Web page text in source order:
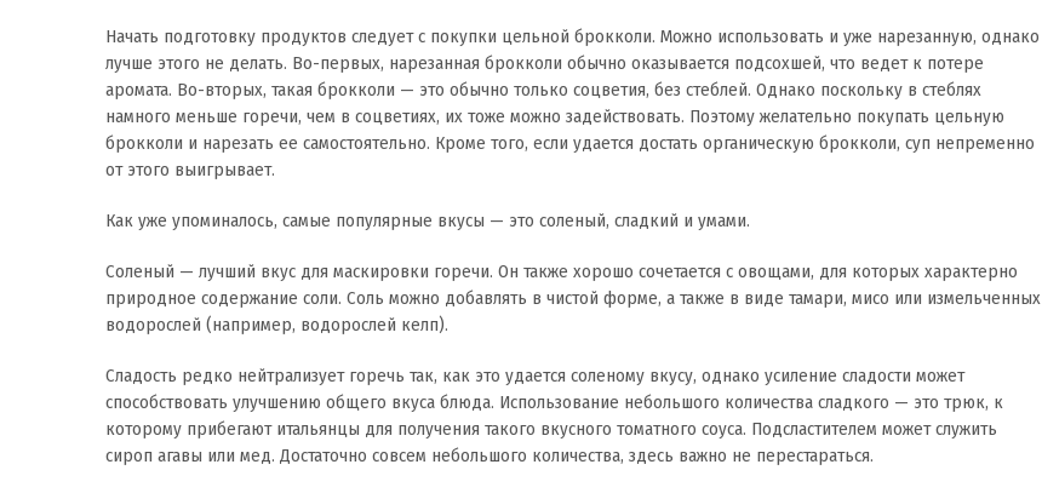
Начать подготовку продуктов следует с покупки цельной брокколи. Можно использовать и уже нарезанную, однако
лучше этого не делать. Во-первых, нарезанная брокколи обычно оказывается подсохшей, что ведет к потере
аромата. Во-вторых, такая брокколи — это обычно только соцветия, без стеблей. Однако поскольку в стеблях
намного меньше горечи, чем в соцветиях, их тоже можно задействовать. Поэтому желательно покупать цельную
брокколи и нарезать ее самостоятельно. Кроме того, если удается достать органическую брокколи, суп непременно
от этого выигрывает.
Как уже упоминалось, самые популярные вкусы — это соленый, сладкий и умами.
Соленый — лучший вкус для маскировки горечи. Он также хорошо сочетается с овощами, для которых характерно
природное содержание соли. Соль можно добавлять в чистой форме, а также в виде тамари, мисо или измельченных
водорослей (например, водорослей келп).
Сладость редко нейтрализует горечь так, как это удается соленому вкусу, однако усиление сладости может
способствовать улучшению общего вкуса блюда. Использование небольшого количества сладкого — это трюк, к
которому прибегают итальянцы для получения такого вкусного томатного соуса. Подсластителем может служить
сироп агавы или мед. Достаточно совсем небольшого количества, здесь важно не перестараться.